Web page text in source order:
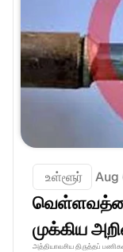
உள்ளூர் Aug
முக்கிய
அத்தியாவசிய திருத்தப்